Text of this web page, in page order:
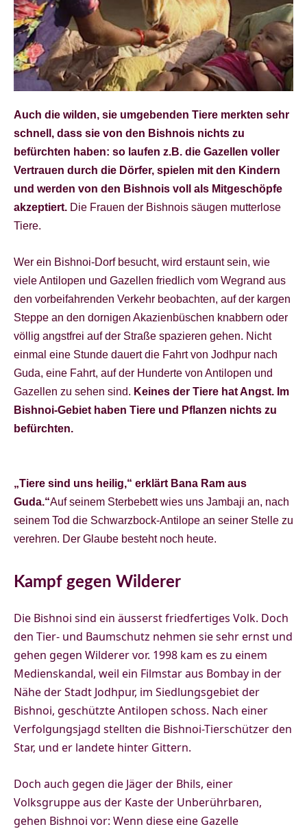
Auch die wilden, sie umgebenden Tiere merkten sehr
schnell, dass sie von den Bishnois nichts zu
befürchten haben: so laufen z.B. die Gazellen voller
Vertrauen durch die Dörfer, spielen mit den Kindern
und werden von den Bishnois voll als Mitgeschöpfe
akzeptiert. Die Frauen der Bishnois säugen mutterlose
Tiere.
Wer ein Bishnoi-Dorf besucht, wird erstaunt sein, wie
viele Antilopen und Gazellen friedlich vom Wegrand aus
den vorbeifahrenden Verkehr beobachten, auf der kargen
Steppe an den dornigen Akazienbüschen knabbern oder
völlig angstfrei auf der Straße spazieren gehen. Nicht
einmal eine Stunde dauert die Fahrt von Jodhpur nach
Guda, eine Fahrt, auf der Hunderte von Antilopen und
Gazellen zu sehen sind. Keines der Tiere hat Angst. Im
Bishnoi-Gebiet haben Tiere und Pflanzen nichts zu
befürchten.
„Tiere sind uns heilig,“ erklärt Bana Ram aus
Guda.“Auf seinem Sterbebett wies uns Jambaji an, nach
seinem Tod die Schwarzbock-Antilope an seiner Stelle zu
verehren. Der Glaube besteht noch heute.
Kampf gegen Wilderer
Die Bishnoi sind ein äusserst friedfertiges Volk. Doch
den Tier- und Baumschutz nehmen sie sehr ernst und
gehen gegen Wilderer vor. 1998 kam es zu einem
Medienskandal, weil ein Filmstar aus Bombay in der
Nähe der Stadt Jodhpur, im Siedlungsgebiet der
Bishnoi, geschützte Antilopen schoss. Nach einer
Verfolgungsjagd stellten die Bishnoi-Tierschützer den
Star, und er landete hinter Gittern.
Doch auch gegen die Jäger der Bhils, einer
Volksgruppe aus der Kaste der Unberührbaren,
gehen Bishnoi vor: Wenn diese eine Gazelle